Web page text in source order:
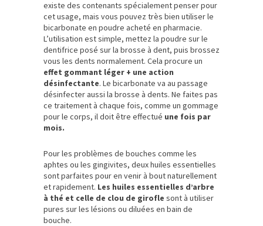
existe des contenants spécialement penser pour
cet usage, mais vous pouvez très bien utiliser le
bicarbonate en poudre acheté en pharmacie.
L’utilisation est simple, mettez la poudre sur le
dentifrice posé sur la brosse à dent, puis brossez
vous les dents normalement. Cela procure un
effet gommant léger + une action
désinfectante. Le bicarbonate va au passage
désinfecter aussi la brosse à dents. Ne faites pas
ce traitement à chaque fois, comme un gommage
pour le corps, il doit être effectué une fois par
mois.
Pour les problèmes de bouches comme les
aphtes ou les gingivites, deux huiles essentielles
sont parfaites pour en venir à bout naturellement
et rapidement. Les huiles essentielles d’arbre
à thé et celle de clou de girofle sont à utiliser
pures sur les lésions ou diluées en bain de
bouche.